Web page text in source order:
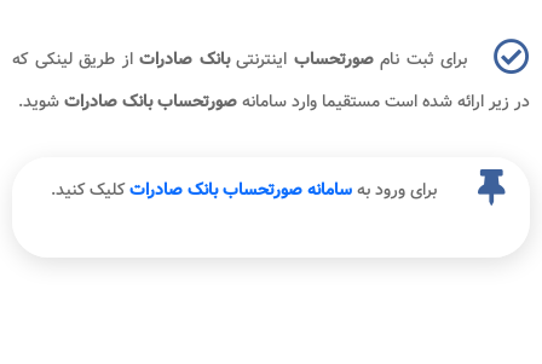
برای ثبت نامصورتحساب اینترنتیبانک صادرات از طریق لینکی که
در زیر ارائه شده است مستقیما وارد سامانهصورتحساب بانک صادراتشوید.
برای ورود بهسامانه صورتحساب بانک صادراتکلیک کنید.